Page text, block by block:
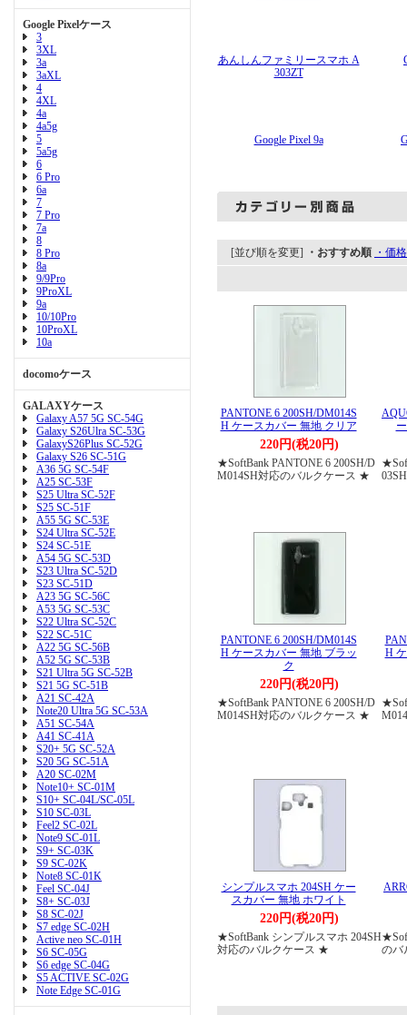
Google Pixelケース
3
3XL
3a
3aXL
4
4XL
4a
4a5g
5
5a5g
6
6 Pro
6a
7
7 Pro
7a
8
8 Pro
8a
9/9Pro
9ProXL
9a
10/10Pro
10ProXL
10a
docomoケース
GALAXYケース
Galaxy A57 5G SC-54G
Galaxy S26Ulra SC-53G
GalaxyS26Plus SC-52G
Galaxy S26 SC-51G
A36 5G SC-54F
A25 SC-53F
S25 Ultra SC-52F
S25 SC-51F
A55 5G SC-53E
S24 Ultra SC-52E
S24 SC-51E
A54 5G SC-53D
S23 Ultra SC-52D
S23 SC-51D
A23 5G SC-56C
A53 5G SC-53C
S22 Ultra SC-52C
S22 SC-51C
A22 5G SC-56B
A52 5G SC-53B
S21 Ultra 5G SC-52B
S21 5G SC-51B
A21 SC-42A
Note20 Ultra 5G SC-53A
A51 SC-54A
A41 SC-41A
S20+ 5G SC-52A
S20 5G SC-51A
A20 SC-02M
Note10+ SC-01M
S10+ SC-04L/SC-05L
S10 SC-03L
Feel2 SC-02L
Note9 SC-01L
S9+ SC-03K
S9 SC-02K
Note8 SC-01K
Feel SC-04J
S8+ SC-03J
S8 SC-02J
S7 edge SC-02H
Active neo SC-01H
S6 SC-05G
S6 edge SC-04G
S5 ACTIVE SC-02G
Note Edge SC-01G
あんしんファミリースマホ A
303ZT
Google Pixel 9a
[並び順を変更] ・おすすめ順 ・価
PANTONE 6 200SH/DM014S
H ケースカバー 無地 クリア
220円(税20円)
★SoftBank PANTONE 6 200SH/D
M014SH対応のバルクケース ★
PANTONE 6 200SH/DM014S
H ケースカバー 無地 ブラッ
ク
220円(税20円)
★SoftBank PANTONE 6 200SH/D
M014SH対応のバルクケース ★
H
シンプルスマホ 204SH ケー
スカバー 無地 ホワイト
220円(税20円)
★SoftBank シンプルスマホ 204SH
対応のバルクケース ★
のバ